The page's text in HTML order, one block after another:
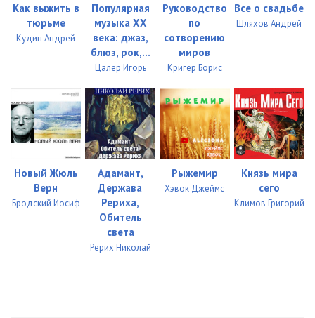
Как выжить в
тюрьме
Кудин Андрей
Популярная
музыка ХХ
века: джаз,
блюз, рок,...
Цалер Игорь
Руководство
по
сотворению
миров
Кригер Борис
Все о свадьбе
Шляхов Андрей
Новый Жюль
Верн
Бродский Иосиф
Адамант,
Держава
Рериха,
Обитель
света
Рерих Николай
Рыжемир
Хэвок Джеймс
Князь мира
сего
Климов Григорий